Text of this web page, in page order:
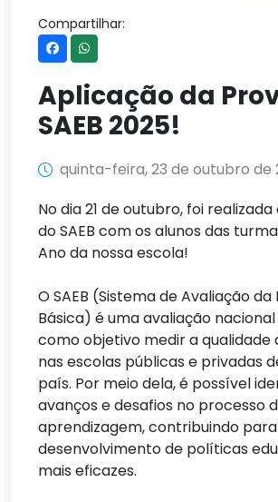
Compartilhar:
Aplicação da
SAEB 2025!
quinta-feira, 23 de outubro de
No dia 21 de outubro, foi
do SAEB com os alunos das
Ano da nossa escola!
O SAEB (Sistema de Avaliação da
Básica) é uma avaliação
como objetivo medir a qualidade
nas escolas públicas e privadas
país. Por meio dela, é possível
avanços e desafios no processo
aprendizagem, contribuindo
desenvolvimento de políticas
mais eficazes.